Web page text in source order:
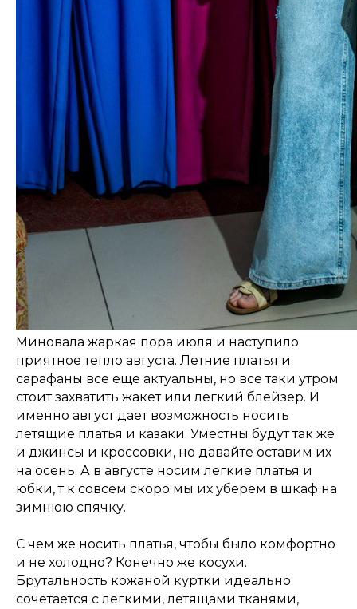
Миновала жаркая пора июля и наступило
приятное тепло августа. Летние платья и
сарафаны все еще актуальны, но все таки утром
стоит захватить жакет или легкий блейзер. И
именно август дает возможность носить
летящие платья и казаки. Уместны будут так же
и джинсы и кроссовки, но давайте оставим их
на осень. А в августе носим легкие платья и
юбки, т к совсем скоро мы их уберем в шкаф на
зимнюю спячку.
С чем же носить платья, чтобы было комфортно
и не холодно? Конечно же косухи.
Брутальность кожаной куртки идеально
сочетается с легкими, летящами тканями,